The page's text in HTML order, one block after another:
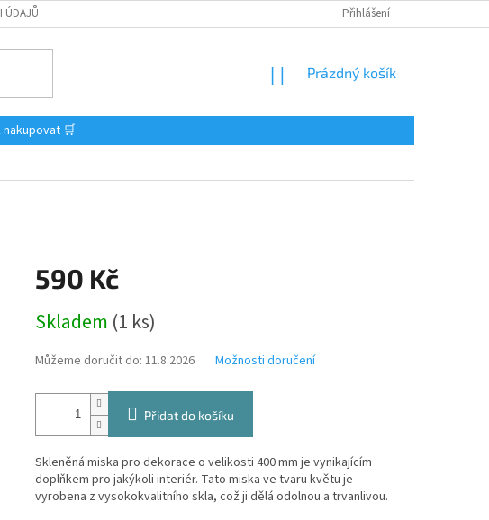
ÚDAJŮ Přihlášení
NÁKUPNÍ
Prázdný košík
nakupovat 🛒
590 Kč
cena:
Skladem (1 ks)
Můžeme doručit do: 11.8.2026 Možnosti doručení
Přidat do košíku
Skleněná miska pro dekorace o velikosti 400 mm je vynikajícím
doplňkem pro jakýkoli interiér. Tato miska ve tvaru květu je
vyrobena z vysokokvalitního skla, což ji dělá odolnou a trvanlivou.